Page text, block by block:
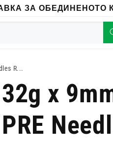
ЗА ОБЕДИНЕНОТО
R...
32g x
PRE